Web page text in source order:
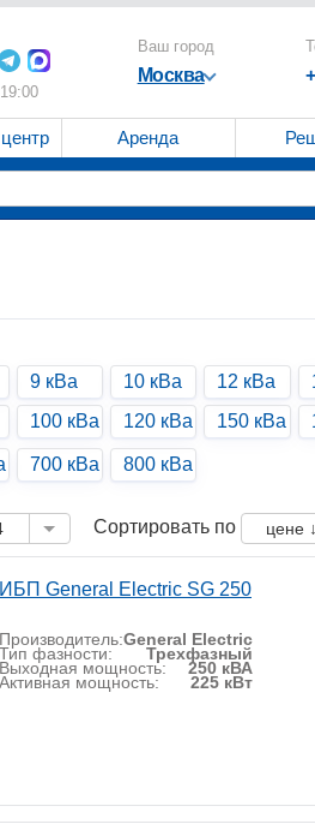
Ваш город
Москва
Аренда
9 кВа 10 кВа 12 кВа
100 кВа 120 кВа 150 кВа
700 кВа 800 кВа
Сортировать по цене ↓
ИБП General Electric SG 250
Производитель:General Electric
Тип фазности: Трехфазный
Выходная мощность: 250 кВА
Активная мощность: 225 кВт